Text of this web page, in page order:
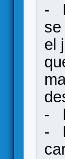
-
se
el
-
-